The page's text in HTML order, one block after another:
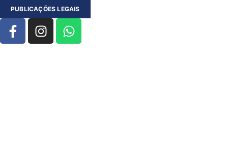
PUBLICAÇÕES LEGAIS